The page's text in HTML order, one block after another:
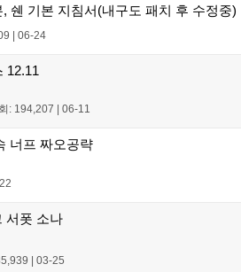
쉔 기본 지침서(내구도 패치 후 수정중)
06-24
12.11
: 194,207 06-11
너프 짜오공략
서폿 소나
03-25